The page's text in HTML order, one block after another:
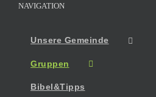
NAVIGATION
Unsere Gemeinde
Gruppen
Bibel&Tipps